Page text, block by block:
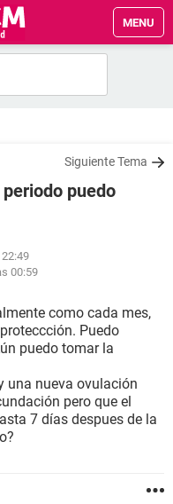
MENU
Siguiente Tema
puedo
00:59
como cada mes,
Puedo
puedo tomar la
una nueva ovulación
pero que el
7 días despues de la